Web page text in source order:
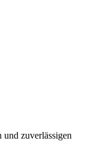
zuverlässigen